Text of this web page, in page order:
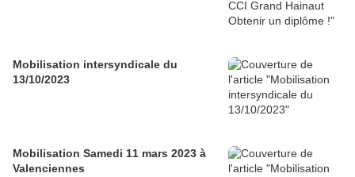
Mobilisation intersyndicale du
13/10/2023
Mobilisation Samedi 11 mars 2023 à
Valenciennes